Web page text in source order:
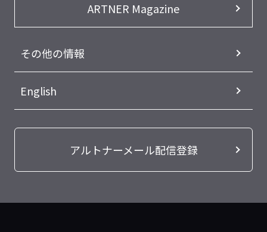
ARTNER Magazine
その他の情報
English
アルトナーメール配信登録